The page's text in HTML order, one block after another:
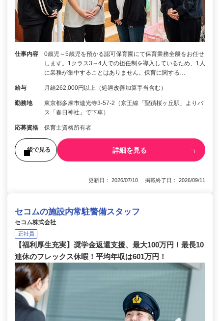
仕事内容
0歳児～5歳児を預かる認可保育園にて保育業務全般をお任せ
します。1クラス3～4人での担任制を導入しているため、1人
に業務が集中することはありません。保育に関する…
給与 月給262,000円以上（処遇改善加算手当含む）
勤務地
東京都多摩市連光寺3-57-2（京王線「聖蹟桜ヶ丘駅」よりバ
ス「春日神社」で下車）
応募資格 保育士資格所有者
後で見る 詳細を見る
更新日： 2026/07/10 掲載終了日： 2026/09/11
セコムの施設内常駐警備スタッフ
セコム株式会社
正社員
【福利厚生充実】奨学金返還支援、最大100万円！最長10
連休のフレックス休暇！平均年収は601万円！